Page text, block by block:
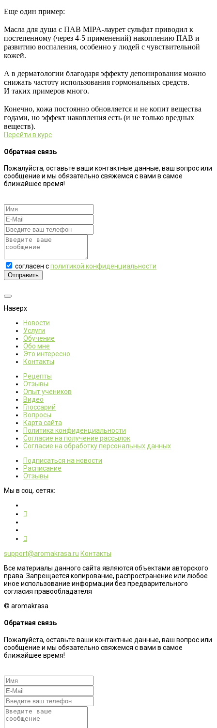
Еще один пример:
Масла для душа с ПАВ MIPA-лаурет сульфат приводил к
постепенному (через 4-5 применений) накоплению ПАВ и
развитию воспаления, особенно у людей с чувствительной
кожей.
А в дерматологии благодаря эффекту депонирования можно
снижать частоту использования гормональных средств.
И таких примеров много.
Конечно, кожа постоянно обновляется и не копит вещества
годами, но эффект накопления есть (и не только вредных
веществ).
Перейти в курс
Обратная связь
Пожалуйста, оставьте ваши контактные данные, ваш вопрос или
сообщение и мы обязательно свяжемся с вами в самое
ближайшее время!
согласен сполитикой конфиденциальности
Отправить
Наверх
Новости
Услуги
Обучение
Обо мне
Это интересно
Контакты
Рецепты
Отзывы
Опыт учеников
Видео
Глоссарий
Вопросы
Карта сайта
Политика конфиденциальности
Согласие на получение рассылок
Согласие на обработку персональных данных
Подписаться на новости
Расписание
Отзывы
Мы в соц. сетях:
support@aromakrasa.ru Контакты
Все материалы данного сайта являются объектами авторского
права. Запрещается копирование, распространение или любое
иное использование информации без предварительного
согласия правообладателя
© aromakrasa
Обратная связь
Пожалуйста, оставьте ваши контактные данные, ваш вопрос или
сообщение и мы обязательно свяжемся с вами в самое
ближайшее время!